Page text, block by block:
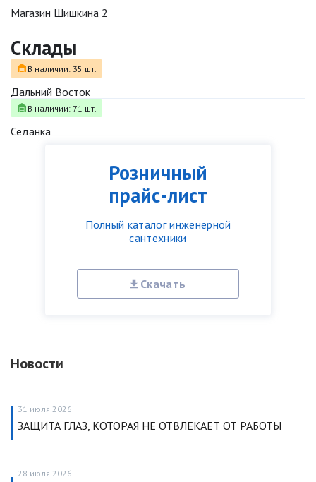
Розничный
прайс-лист
Полный каталог инженерной
сантехники
Скачать
Новости
31 июля 2026
ЗАЩИТА ГЛАЗ, КОТОРАЯ НЕ ОТВЛЕКАЕТ ОТ РАБОТЫ
28 июля 2026
Магазин Шишкина 2
Склады
В наличии: 35 шт.
Дальний Восток
В наличии: 71 шт.
Седанка